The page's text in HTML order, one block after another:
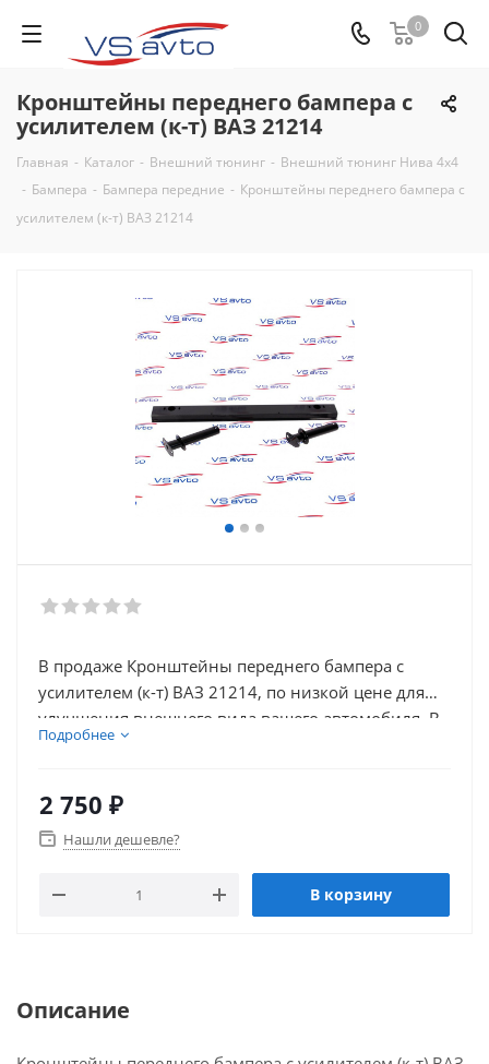
0
Кронштейны переднего бампера с
усилителем (к-т) ВАЗ 21214
Главная - Каталог - Внешний тюнинг - Внешний тюнинг Нива 4х4
- Бампера - Бампера передние - Кронштейны переднего бампера с
усилителем (к-т) ВАЗ 21214
В продаже Кронштейны переднего бампера с
усилителем (к-т) ВАЗ 21214, по низкой цене для
улучшения внешнего вида вашего автомобиля. В
нашем каталоге так же присутствует множество
Подробнее
2 750 ₽
Нашли дешевле?
В корзину
Описание